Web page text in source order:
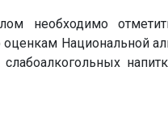
необходимо
Национальной